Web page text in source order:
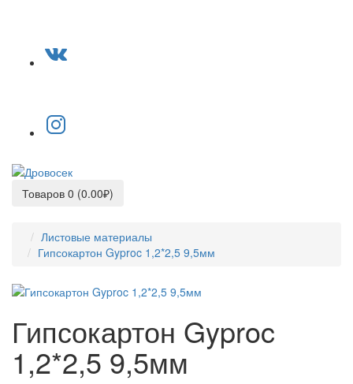
Товаров 0 (0.00₽)
Листовые материалы
Гипсокартон Gyproc 1,2*2,5 9,5мм
Гипсокартон Gyproc
1,2*2,5 9,5мм